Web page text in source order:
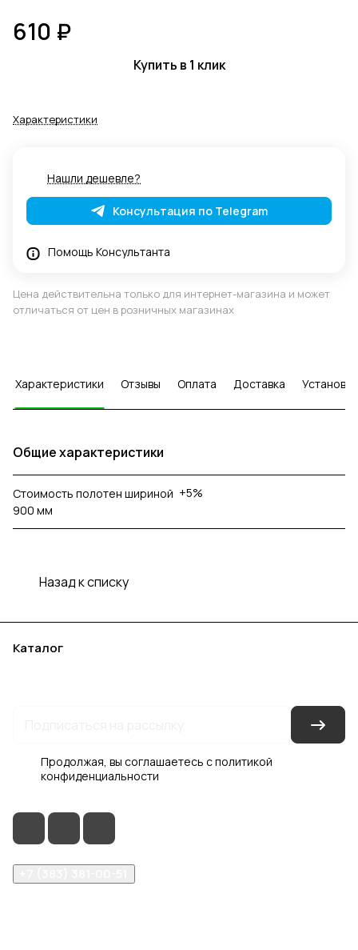
610 ₽
Купить в 1 клик
Характеристики
Нашли дешевле?
Консультация по Telegram
Помощь Консультанта
Цена действительна только для интернет-магазина и может
отличаться от цен в розничных магазинах
Характеристики Отзывы Оплата Доставка Установка
Общие характеристики
Стоимость полотен шириной
900 мм
+5%
Назад к списку
Каталог
Продолжая, вы соглашаетесь сполитикой
конфиденциальности